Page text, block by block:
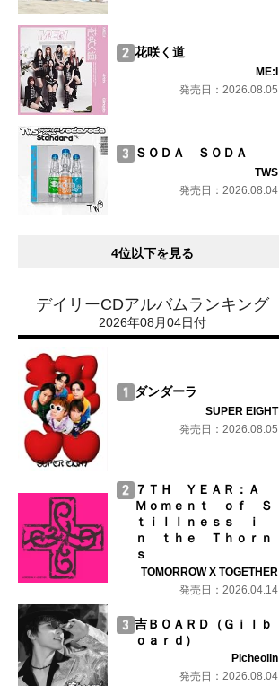
花咲く道
ME:I
発売日：2026.08.05
ＳＯＤＡ ＳＯＤＡ
TWS
発売日：2026.08.04
4位以下を見る
デイリーCDアルバムランキング
2026年08月04日付
ダンダーラ
SUPER EIGHT
発売日：2026.08.05
７ＴＨ ＹＥＡＲ：Ａ
Ｍｏｍｅｎｔ ｏｆ Ｓ
ｔｉｌｌｎｅｓｓ ｉ
ｎ ｔｈｅ Ｔｈｏｒｎ
ｓ
TOMORROW X TOGETHER
発売日：2026.04.14
吉ＢＯＡＲＤ（Ｇｉｌｂ
ｏａｒｄ）
Picheolin
発売日：2026.08.04